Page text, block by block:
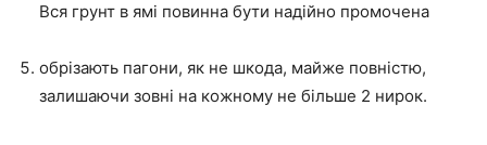
Вся грунт в ямі повинна бути надійно промочена
обрізають пагони, як не шкода, майже повністю,
залишаючи зовні на кожному не більше 2 нирок.